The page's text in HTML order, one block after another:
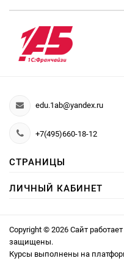
edu.1ab@yandex.ru
+7(495)660-18-12
СТРАНИЦЫ
ЛИЧНЫЙ КАБИНЕТ
Copyright © 2026 Сайт
защищены.
Курсы выполнены на